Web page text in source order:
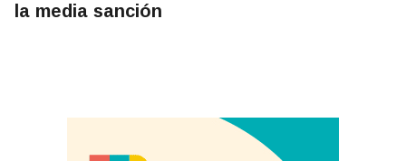
la media sanción